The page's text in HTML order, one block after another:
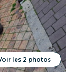
les 2 photos